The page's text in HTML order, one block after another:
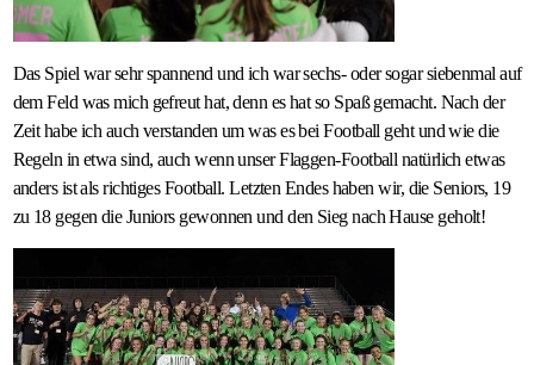
Das Spiel war sehr spannend und ich war sechs- oder sogar siebenmal auf
dem Feld was mich gefreut hat, denn es hat so Spaß gemacht. Nach der
Zeit habe ich auch verstanden um was es bei Football geht und wie die
Regeln in etwa sind, auch wenn unser Flaggen-Football natürlich etwas
anders ist als richtiges Football. Letzten Endes haben wir, die Seniors, 19
zu 18 gegen die Juniors gewonnen und den Sieg nach Hause geholt!